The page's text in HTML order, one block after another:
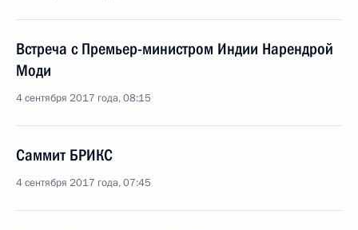
Встреча с Премьер-министром Индии Нарендрой
Моди
4 сентября 2017 года, 08:15
Саммит БРИКС
4 сентября 2017 года, 07:45